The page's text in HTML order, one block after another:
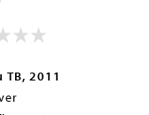
TB, 2011